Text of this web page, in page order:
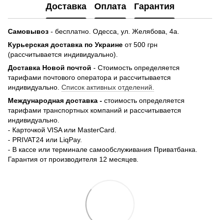
Доставка Оплата Гарантия
Самовывоз - бесплатно. Одесса, ул. Желябова, 4а.
Курьерская доставка по Украине от 500 грн
(рассчитывается индивидуально).
Доставка Новой почтой - Стоимость определяется
тарифами почтового оператора и рассчитывается
индивидуально. Список активных отделений.
Международная доставка - стоимость определяется
тарифами транспортных компаний и рассчитывается
индивидуально.
- Карточкой VISA или MasterCard.
- PRIVAT24 или LiqPay.
- В кассе или терминале самообслуживания Приватбанка.
Гарантия от производителя 12 месяцев.